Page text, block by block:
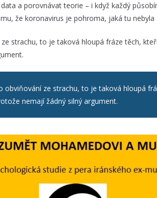
a porovnávat teorie – i když každý
že koronavirus je pohroma, jaká tu nebyla
strachu, to je taková hloupá fráze těch,
obviňování ze strachu, to je taková hloupá
nemají žádný silný argument.